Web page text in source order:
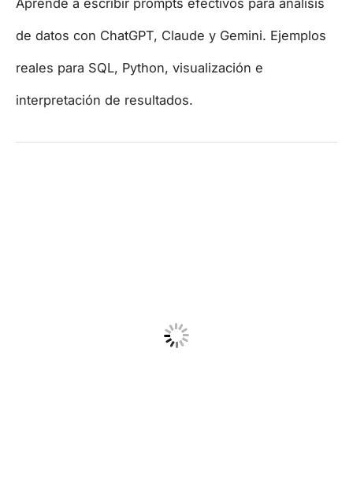
de datos con ChatGPT, Claude y Gemini. Ejemplos
reales para SQL, Python, visualización e
interpretación de resultados.